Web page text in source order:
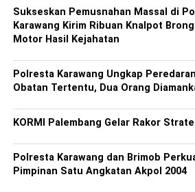
Sukseskan Pemusnahan Massal di
Karawang Kirim Ribuan Knalpot
Motor Hasil Kejahatan
Polresta Karawang Ungkap
Obatan Tertentu, Dua Orang
KORMI Palembang Gelar Rakor
Polresta Karawang dan Brimob
Pimpinan Satu Angkatan Akpol 2004